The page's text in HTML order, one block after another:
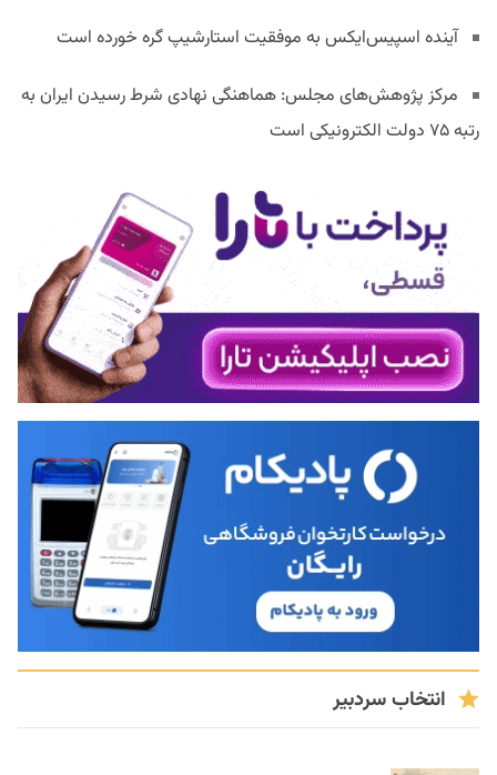
آینده اسپیس‌ایکس به موفقیت استارشیپ گره خورده است
مرکز پژوهش‌های مجلس: هماهنگی نهادی شرط رسیدن ایران به
رتبه ۷۵ دولت الکترونیکی است
انتخاب سردبیر